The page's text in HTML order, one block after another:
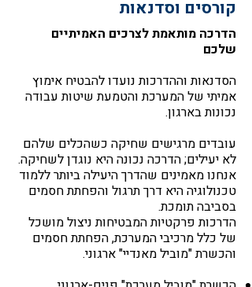
קורסים וסדנאות
הדרכה מותאמת לצרכים האמיתיים
שלכם
הסדנאות וההדרכות נועדו להבטיח אימוץ
אמיתי של המערכת והטמעת שיטות עבודה
נכונות בארגון.
עובדים מרגישים שחיקה כשהכלים שלהם
לא יעילים; הדרכה נכונה היא נוגדן לשחיקה.
אנחנו מאמינים שהדרך היעילה ביותר ללמוד
טכנולוגיה היא דרך תרגול והפחתת חסמים
בסביבה תומכת.
הדרכות פרקטיות המבטיחות ניצול מושכל
של כלל מרכיבי המערכת, הפחתת חסמים
והכשרת "מוביל מאנדיי" ארגוני.